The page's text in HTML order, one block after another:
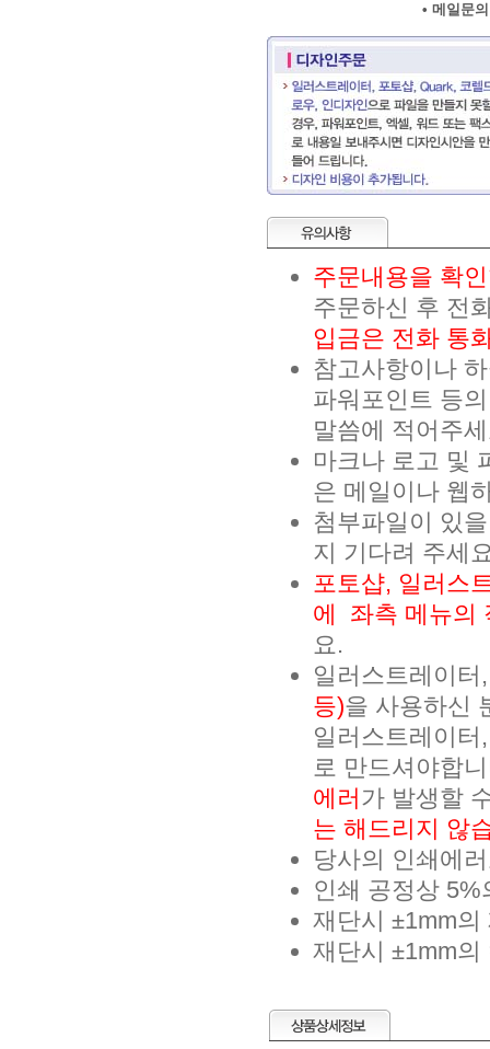
• 메일문
주문내용을 확
주문하신 후 전
입금은 전화 통
참고사항이나
파워포인트 등
말씀에 적어주
마크나 로고 및
은 메일이나 웹
첨부파일이 있
지 기다려 주세
포토샵, 일러스
에 좌측 메뉴의
요.
일러스트레이
등)을 사용하신
일러스트레이
로 만드셔야합
에러가 발생할
는 해드리지 않
당사의 인쇄에
인쇄 공정상
재단시 ±1mm
재단시 ±1mm